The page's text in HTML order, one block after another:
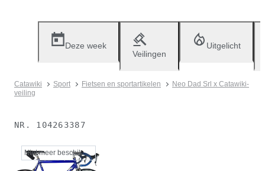
Deze week
Veilingen
Uitgelicht
Catawiki Sport Fietsen en sportartikelen
Neo Dad Srl x Catawiki-
veiling
NR. 104263387
Niet meer beschikbaar